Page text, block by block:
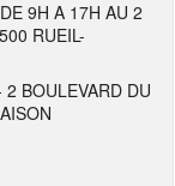
9H A 17H AU 2
RUEIL-
BOULEVARD DU